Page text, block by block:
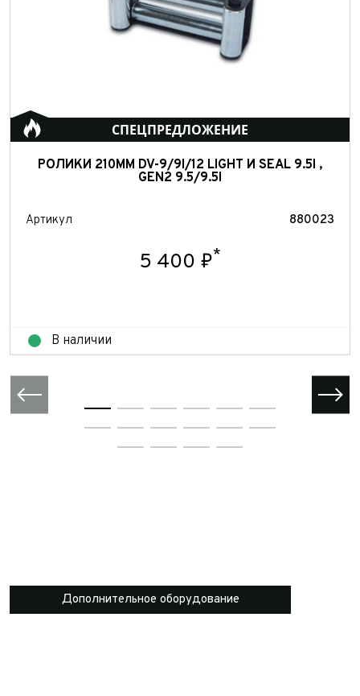
СПЕЦПРЕДЛОЖЕНИЕ
РОЛИКИ 210ММ DV-9/9I/12 LIGHT И SEAL 9.5I ,
GEN2 9.5/9.5I
Артикул 880023
5 400 ₽*
В наличии
Дополнительное оборудование